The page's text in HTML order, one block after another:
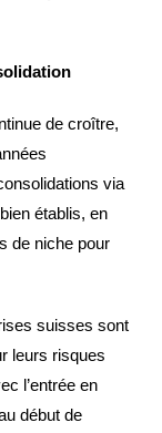
de croître,
via
établis, en
de niche pour
suisses sont
leurs risques
l’entrée en
début de